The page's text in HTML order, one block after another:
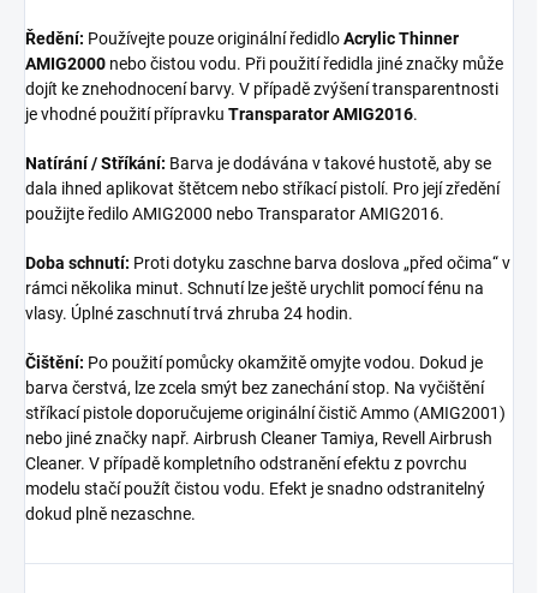
Ředění: Používejte pouze originální ředidloAcrylic Thinner
AMIG2000 nebo čistou vodu. Při použití ředidla jiné značky může
dojít ke znehodnocení barvy. V případě zvýšení transparentnosti
je vhodné použití přípravku Transparator AMIG2016.
Natírání / Stříkání: Barva je dodávána v takové hustotě, aby se
dala ihned aplikovat štětcem nebo stříkací pistolí. Pro její zředění
použijte ředilo AMIG2000 nebo Transparator AMIG2016.
Doba schnutí: Proti dotyku zaschne barva doslova „před očima“ v
rámci několika minut. Schnutí lze ještě urychlit pomocí fénu na
vlasy. Úplné zaschnutí trvá zhruba 24 hodin.
Čištění: Po použití pomůcky okamžitě omyjte vodou. Dokud je
barva čerstvá, lze zcela smýt bez zanechání stop. Na vyčištění
stříkací pistole doporučujeme originální čistič Ammo (AMIG2001)
nebo jiné značky např. Airbrush Cleaner Tamiya, Revell Airbrush
Cleaner. V případě kompletního odstranění efektu z povrchu
modelu stačí použít čistou vodu. Efekt je snadno odstranitelný
dokud plně nezaschne.